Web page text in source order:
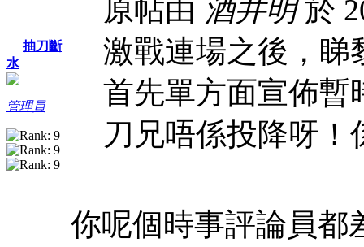
抽刀斷
水
管理員
原帖由 酒井明於
激戰連場之後，睇
首先單方面宣佈
刀兄唔係投降呀！
你呢個時事評論員都